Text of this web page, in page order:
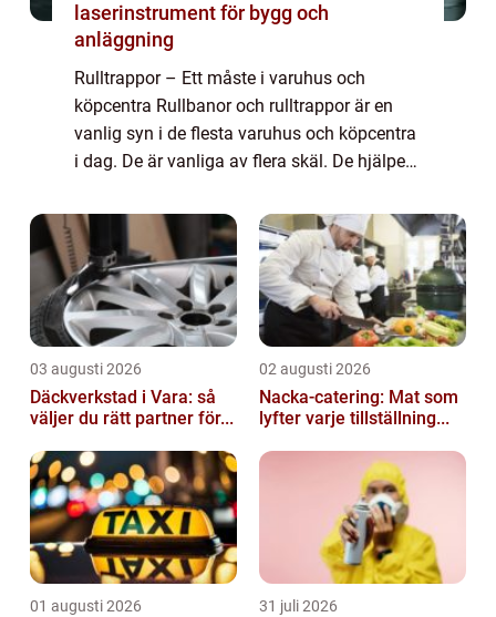
laserinstrument för bygg och
anläggning
Rulltrappor – Ett måste i varuhus och
köpcentra Rullbanor och rulltrappor är en
vanlig syn i de flesta varuhus och köpcentra
i dag. De är vanliga av flera skäl. De hjälper
annan utan att vi behöver ansträng...
03 augusti 2026
Däckverkstad i Vara: så
väljer du rätt partner för...
02 augusti 2026
Nacka-catering: Mat som
lyfter varje tillställning...
01 augusti 2026 31 juli 2026